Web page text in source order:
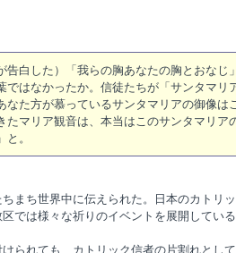
白した）「我らの胸あなたの胸とおなじ
ではなかったか。信徒たちが「サンタマ
なた方が慕っているサンタマリアの御像
たマリア観音は、本当はこのサンタマリ
。
まち世界中に伝えられた。日本のカトリ
では様々な祈りのイベントを展開してい
られても、カトリック信者の片割れとし